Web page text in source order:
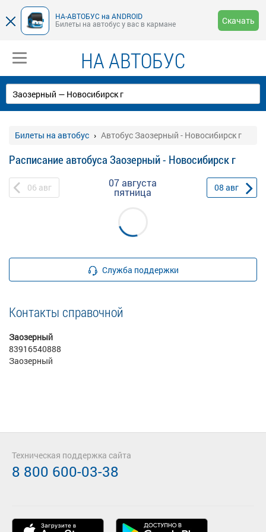
НА-АВТОБУС на ANDROID
Билеты на автобус у вас в кармане
Скачать
НА АВТОБУС
Билеты на автобус Автобус Заозерный - Новосибирск г
Расписание автобуса Заозерный - Новосибирск г
06 авг 07 августа
пятница 08 авг
Служба поддержки
Контакты справочной
Заозерный
83916540888
Заозерный
Техническая поддержка сайта
8 800 600-03-38